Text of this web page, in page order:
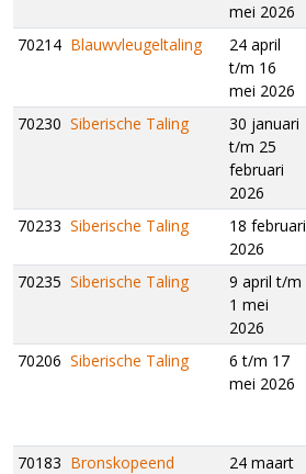
mei 2026
70214 Blauwvleugeltaling
24 april
t/m 16
mei 2026
70230 Siberische Taling
30 januari
t/m 25
februari
2026
70233 Siberische Taling
18 februari
2026
70235 Siberische Taling
9 april t/m
1 mei
2026
70206 Siberische Taling
6 t/m 17
mei 2026
70183 Bronskopeend
24 maart